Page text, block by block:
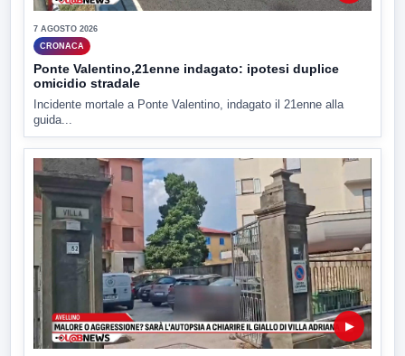
7 AGOSTO 2026
CRONACA
Ponte Valentino,21enne indagato: ipotesi duplice
omicidio stradale
Incidente mortale a Ponte Valentino, indagato il 21enne alla
guida...
▶